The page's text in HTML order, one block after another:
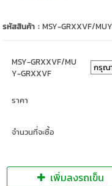
รหัสสินค้า :MSY-GRXXVF/
MSY-GRXXVF/MU
Y-GRXXVF
ราคา
จำนวนที่จะซื้อ
เพิ่มลงรถเข็น